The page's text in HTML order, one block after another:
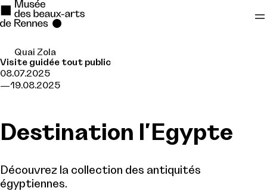
Se rendre au
Contenu principal
Quai Zola
Visite guidée tout public
08.07.2025
19.08.2025
Destination l'Egypte
Découvrez la collection des antiquités
égyptiennes.